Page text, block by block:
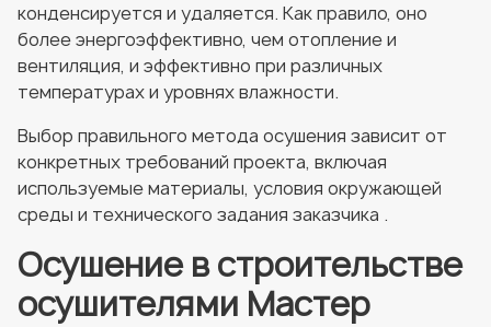
конденсируется и удаляется. Как правило, оно
более энергоэффективно, чем отопление и
вентиляция, и эффективно при различных
температурах и уровнях влажности.
Выбор правильного метода осушения зависит от
конкретных требований проекта, включая
используемые материалы, условия окружающей
среды и технического задания заказчика .
Осушение в строительстве
осушителями Мастер